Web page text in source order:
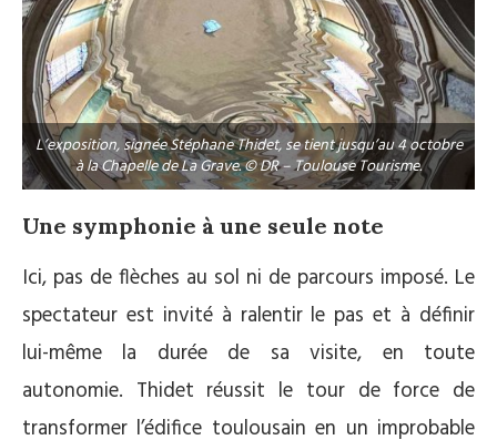
L’exposition, signée Stéphane Thidet, se tient jusqu’au 4 octobre
à la Chapelle de La Grave. © DR – Toulouse Tourisme.
Une symphonie à une seule note
Ici, pas de flèches au sol ni de parcours imposé. Le
spectateur est invité à ralentir le pas et à définir
lui-même la durée de sa visite, en toute
autonomie. Thidet réussit le tour de force de
transformer l’édifice toulousain en un improbable